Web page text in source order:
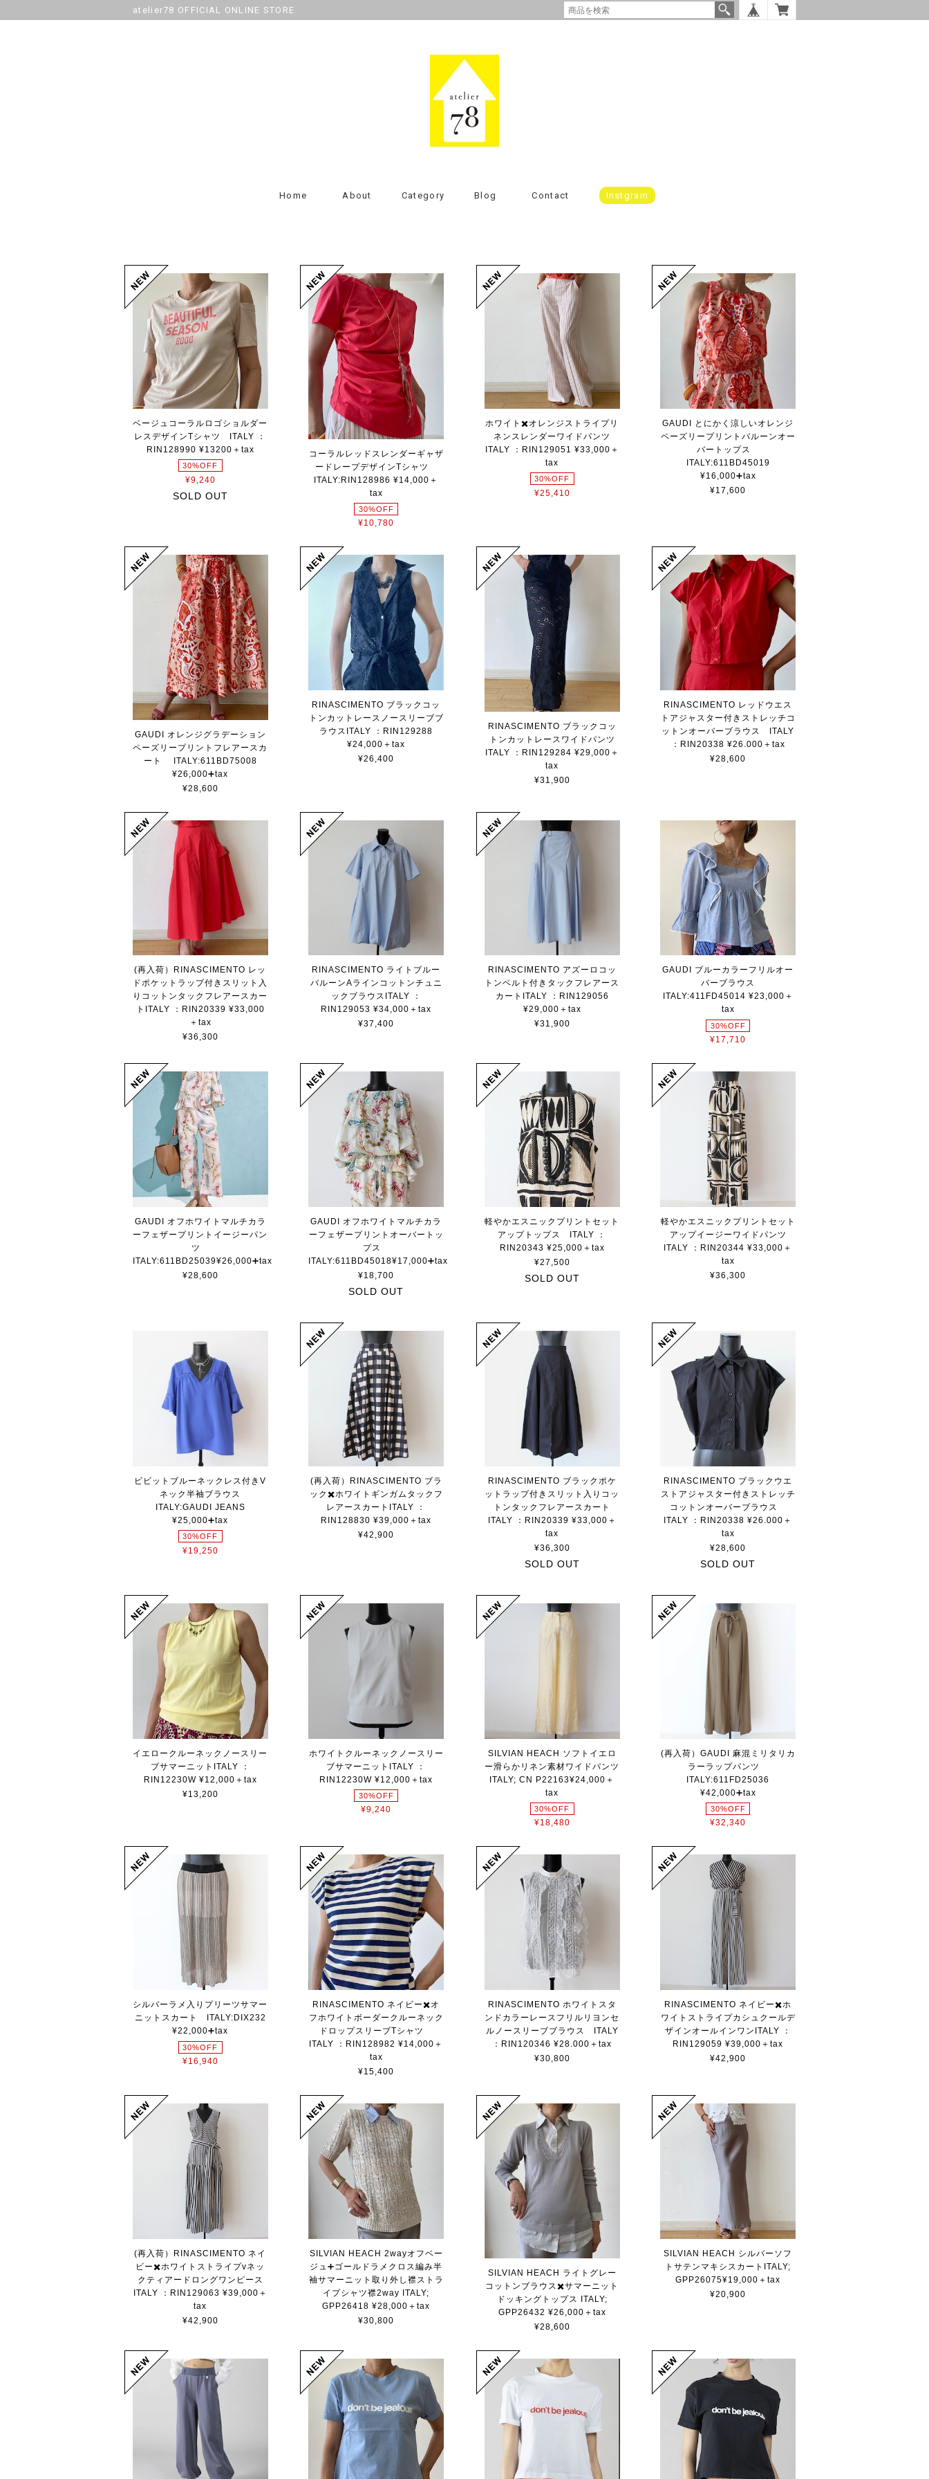
atelier78 OFFICIAL ONLINE STORE
Home About Category Blog Contact Instgram
ベージュコーラルロゴショルダー
レスデザインTシャツ ITALY ：
RIN128990 ¥13200＋tax
30%OFF
¥9,240
SOLD OUT
コーラルレッドスレンダーギャザ
ードレープデザインTシャツ
ITALY:RIN128986 ¥14,000＋
tax
30%OFF
¥10,780
ホワイト✖️オレンジストライプリ
ネンスレンダーワイドパンツ
ITALY ：RIN129051 ¥33,000＋
tax
30%OFF
¥25,410
GAUDI とにかく涼しいオレンジ
ペーズリープリントバルーンオー
バートップス
ITALY:611BD45019
¥16,000➕tax
¥17,600
GAUDI オレンジグラデーション
ペーズリープリントフレアースカ
ート ITALY:611BD75008
¥26,000➕tax
¥28,600
RINASCIMENTO ブラックコッ
トンカットレースノースリーブブ
ラウスITALY ：RIN129288
¥24,000＋tax
¥26,400
RINASCIMENTO ブラックコッ
トンカットレースワイドパンツ
ITALY ：RIN129284 ¥29,000＋
tax
¥31,900
RINASCIMENTO レッドウエス
トアジャスター付きストレッチコ
ットンオーバーブラウス ITALY
：RIN20338 ¥26.000＋tax
¥28,600
(再入荷）RINASCIMENTO レッ
ドポケットラップ付きスリット入
りコットンタックフレアースカー
トITALY ：RIN20339 ¥33,000
＋tax
¥36,300
RINASCIMENTO ライトブルー
バルーンAラインコットンチュニ
ックブラウスITALY ：
RIN129053 ¥34,000＋tax
¥37,400
RINASCIMENTO アズーロコッ
トンベルト付きタックフレアース
カートITALY ：RIN129056
¥29,000＋tax
¥31,900
GAUDI ブルーカラーフリルオー
バーブラウス
ITALY:411FD45014 ¥23,000＋
tax
30%OFF
¥17,710
GAUDI オフホワイトマルチカラ
ーフェザープリントイージーパン
ツ
ITALY:611BD25039¥26,000➕tax
¥28,600
GAUDI オフホワイトマルチカラ
ーフェザープリントオーバートッ
プス
ITALY:611BD45018¥17,000➕tax
¥18,700
SOLD OUT
軽やかエスニックプリントセット
アップトップス ITALY ：
RIN20343 ¥25,000＋tax
¥27,500
SOLD OUT
軽やかエスニックプリントセット
アップイージーワイドパンツ
ITALY ：RIN20344 ¥33,000＋
tax
¥36,300
ビビットブルーネックレス付きV
ネック半袖ブラウス
ITALY:GAUDI JEANS
¥25,000➕tax
30%OFF
¥19,250
(再入荷）RINASCIMENTO ブラ
ック✖️ホワイトギンガムタックフ
レアースカートITALY ：
RIN128830 ¥39,000＋tax
¥42,900
RINASCIMENTO ブラックポケ
ットラップ付きスリット入りコッ
トンタックフレアースカート
ITALY ：RIN20339 ¥33,000＋
tax
¥36,300
SOLD OUT
RINASCIMENTO ブラックウエ
ストアジャスター付きストレッチ
コットンオーバーブラウス
ITALY ：RIN20338 ¥26.000＋
tax
¥28,600
SOLD OUT
イエロークルーネックノースリー
ブサマーニットITALY ：
RIN12230W ¥12,000＋tax
¥13,200
ホワイトクルーネックノースリー
ブサマーニットITALY ：
RIN12230W ¥12,000＋tax
30%OFF
¥9,240
SILVIAN HEACH ソフトイエロ
ー滑らかリネン素材ワイドパンツ
ITALY; CN P22163¥24,000＋
tax
30%OFF
¥18,480
(再入荷）GAUDI 麻混ミリタリカ
ラーラップパンツ
ITALY:611FD25036
¥42,000➕tax
30%OFF
¥32,340
シルバーラメ入りプリーツサマー
ニットスカート ITALY:DIX232
¥22,000➕tax
30%OFF
¥16,940
RINASCIMENTO ネイビー✖️オ
フホワイトボーダークルーネック
ドロップスリーブTシャツ
ITALY ：RIN128982 ¥14,000＋
tax
¥15,400
RINASCIMENTO ホワイトスタ
ンドカラーレースフリルリヨンセ
ルノースリーブブラウス ITALY
：RIN120346 ¥28.000＋tax
¥30,800
RINASCIMENTO ネイビー✖️ホ
ワイトストライプカシュクールデ
ザインオールインワンITALY ：
RIN129059 ¥39,000＋tax
¥42,900
(再入荷）RINASCIMENTO ネイ
ビー✖️ホワイトストライプvネッ
クティアードロングワンピース
ITALY ：RIN129063 ¥39,000＋
tax
¥42,900
SILVIAN HEACH 2wayオフベー
ジュ➕ゴールドラメクロス編み半
袖サマーニット取り外し襟ストラ
イプシャツ襟2way ITALY;
GPP26418 ¥28,000＋tax
¥30,800
SILVIAN HEACH ライトグレー
コットンブラウス✖️サマーニット
ドッキングトップス ITALY;
GPP26432 ¥26,000＋tax
¥28,600
SILVIAN HEACH シルバーソフ
トサテンマキシスカートITALY;
GPP26075¥19,000＋tax
¥20,900